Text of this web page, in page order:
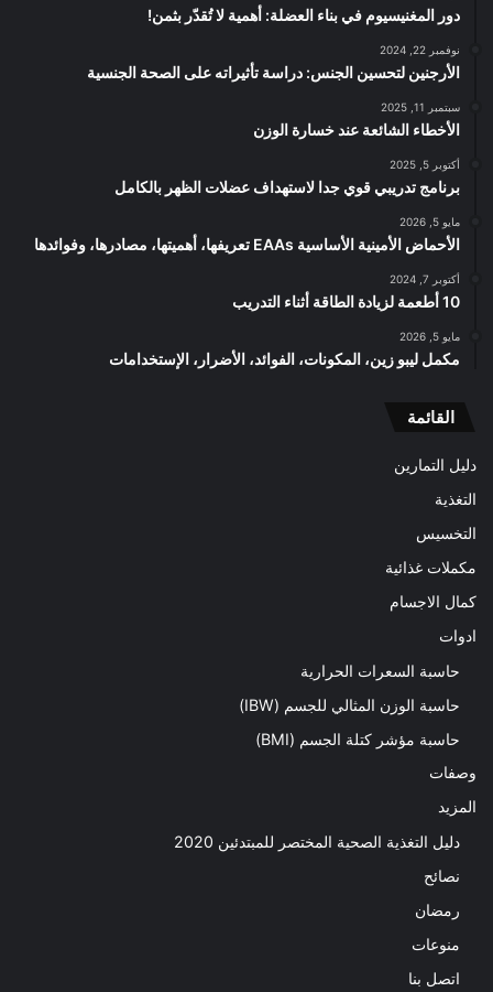
دور المغنيسيوم في بناء العضلة: أهمية لا تُقدّر بثمن!
نوفمبر 22, 2024
الأرجنين لتحسين الجنس: دراسة تأثيراته على الصحة الجنسية
سبتمبر 11, 2025
الأخطاء الشائعة عند خسارة الوزن
أكتوبر 5, 2025
برنامج تدريبي قوي جدا لاستهداف عضلات الظهر بالكامل
مايو 5, 2026
الأحماض الأمينية الأساسية EAAs تعريفها، أهميتها، مصادرها، وفوائدها
أكتوبر 7, 2024
10 أطعمة لزيادة الطاقة أثناء التدريب
مايو 5, 2026
مكمل ليبو زين، المكونات، الفوائد، الأضرار، الإستخدامات
القائمة
دليل التمارين
التغذية
التخسيس
مكملات غذائية
كمال الاجسام
ادوات
حاسبة السعرات الحرارية
حاسبة الوزن المثالي للجسم (IBW)
حاسبة مؤشر كتلة الجسم (BMI)
وصفات
المزيد
دليل التغذية الصحية المختصر للمبتدئين 2020​
نصائح
رمضان
منوعات
اتصل بنا